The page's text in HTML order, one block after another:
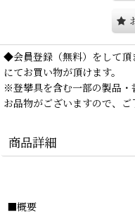
◆会員登録 （無料）をして
にてお買い物が頂けます。
※登攀具を含む一部の製品・
お品物がございますので、ご
商品詳細
■概要